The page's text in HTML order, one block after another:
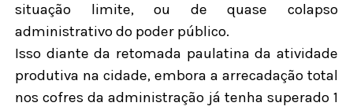
situação limite, ou de quase colapso
administrativo do poder público.
Isso diante da retomada paulatina da atividade
produtiva na cidade, embora a arrecadação total
nos cofres da administração já tenha superado 1